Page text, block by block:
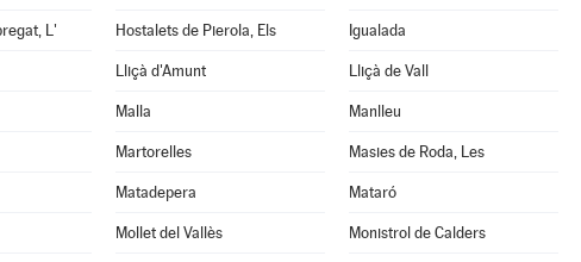
L' Hostalets de Pierola, Els Igualada
Lliçà d'Amunt Lliçà de Vall
Malla Manlleu
Martorelles Masies de Roda, Les
Matadepera Mataró
Mollet del Vallès Monistrol de Calders